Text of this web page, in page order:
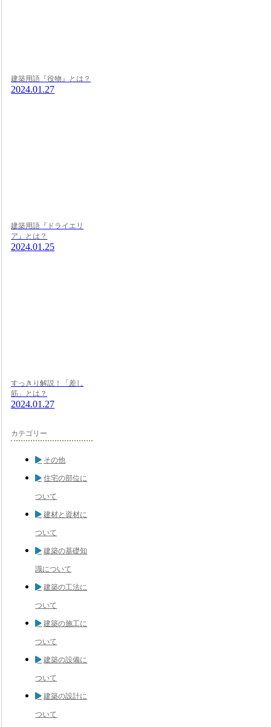
建築用語『役物』とは？
2024.01.27
建築用語『ドライエリ
ア』とは？
2024.01.25
すっきり解説！「差し
筋」とは？
2024.01.27
カテゴリー
その他
住宅の部位に
ついて
建材と資材に
ついて
建築の基礎知
識について
建築の工法に
ついて
建築の施工に
ついて
建築の設備に
ついて
建築の設計に
ついて